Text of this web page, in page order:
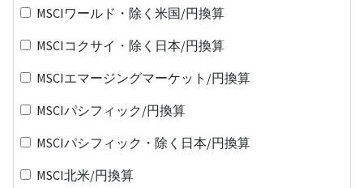
MSCIワールド・除く米国/円換算
MSCIコクサイ・除く日本/円換算
MSCIエマージングマーケット/円換算
MSCIパシフィック/円換算
MSCIパシフィック・除く日本/円換算
MSCI北米/円換算